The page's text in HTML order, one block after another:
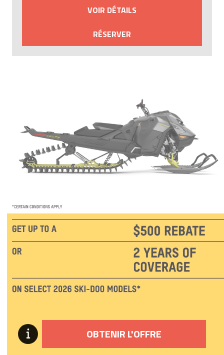
VOIR DÉTAILS
RÉSERVER
OBTENIR L'OFFRE